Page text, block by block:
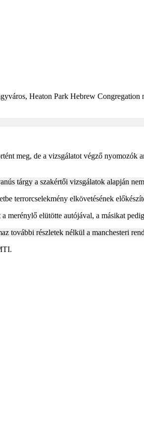
Heaton Park Hebrew
meg, de a vizsgálatot végző nyomozók
tárgy a szakértői vizsgálatok alapján
terrorcselekmény elkövetésének
merénylő elütötte autójával, a másikat
további részletek nélkül a manchesteri